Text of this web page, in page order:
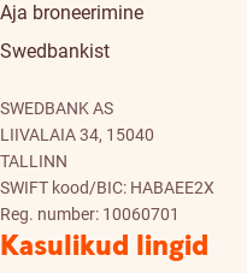
Aja broneerimine
Swedbankist
SWEDBANK AS
LIIVALAIA 34, 15040
TALLINN
SWIFT kood/BIC: HABAEE2X
Reg. number: 10060701
Kasulikud lingid